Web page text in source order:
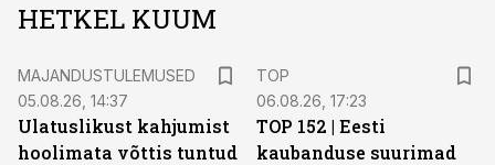
HETKEL KUUM
MAJANDUSTULEMUSED
05.08.26, 14:37
Ulatuslikust kahjumist
hoolimata võttis tuntud
TOP
06.08.26, 17:23
TOP 152 | Eesti
kaubanduse suurimad